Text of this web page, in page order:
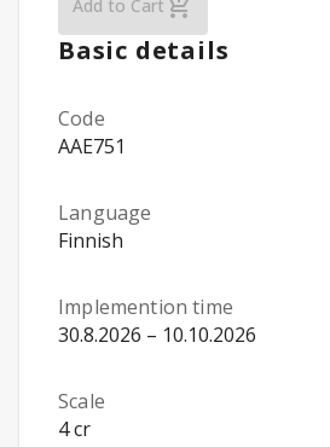
Add to Cart
Basic details
Code
AAE751
Language
Finnish
Implemention time
30.8.2026 – 10.10.2026
Scale
4 cr